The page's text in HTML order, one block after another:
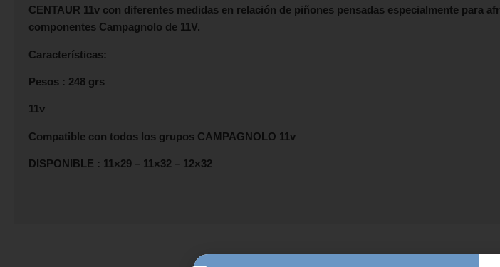
CENTAUR 11v con diferentes medidas en relación de piñones pensadas especialmente para
componentes Campagnolo de 11V.
Características:
Pesos : 248 grs
11v
Compatible con todos los grupos CAMPAGNOLO 11v
DISPONIBLE : 11×29 – 11×32 – 12×32